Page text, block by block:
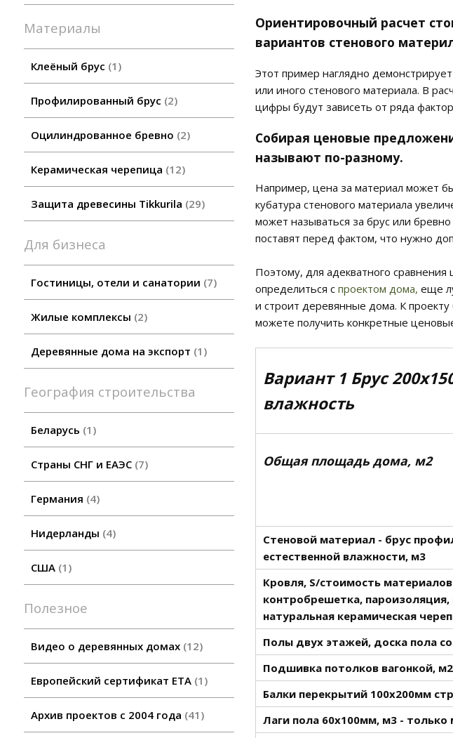
Материалы
Клеёный брус 1
Профилированный брус 2
Оцилиндрованное бревно 2
Керамическая черепица 12
Защита древесины Tikkurila 29
Для бизнеса
Гостиницы, отели и санатории 7
Жилые комплексы 2
Деревянные дома на экспорт 1
География строительства
Беларусь 1
Страны СНГ и ЕАЭС 7
Германия 4
Нидерланды 4
США 1
Полезное
Видео о деревянных домах 12
Европейский сертификат ETA 1
Архив проектов с 2004 года 41
Ориентировочный расчет
вариантов стенового
Этот пример наглядно
или иного стенового материала. В
цифры будут зависеть от ряда
Собирая ценовые
называют по-разному.
Например, цена за материал может
кубатура стенового материала
может называться за брус или
поставят перед фактом, что нужно
Поэтому, для адекватного
определиться с проектом дома, еще
и строит деревянные дома. К
можете получить конкретные
Вариант 1 Брус
влажность
Общая площадь дома, м2
Стеновой материал - брус
естественной влажности, м3
Кровля, S/стоимость
контробрешетка,
натуральная керамическая
Полы двух этажей, доска пола
Подшивка потолков вагонкой,
Балки перекрытий 100х200мм
Лаги пола 60х100мм, м3 - только